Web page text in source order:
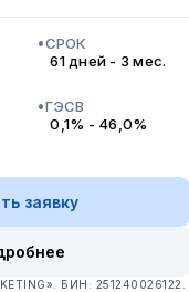
СРОК
61 дней - 3 мес.
ГЭСВ
0,1% - 46,0%
заявку
БИН: 251240026122.